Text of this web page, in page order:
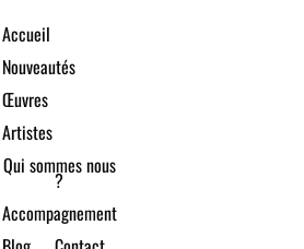
Accueil
Nouveautés
Œuvres
Artistes
Qui sommes nous
?
Accompagnement